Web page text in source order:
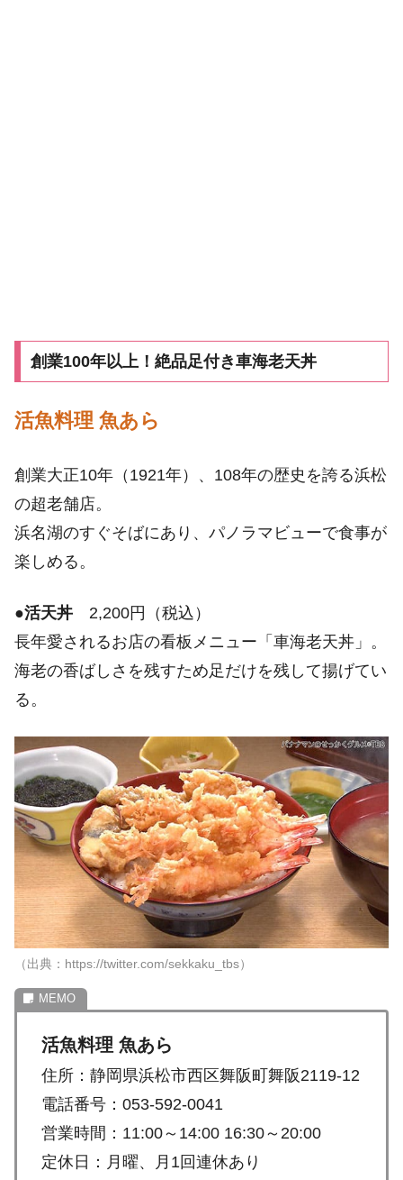
創業100年以上！絶品足付き車海老天丼
活魚料理 魚あら
創業大正10年（1921年）、108年の歴史を誇る浜松
の超老舗店。
浜名湖のすぐそばにあり、パノラマビューで食事が
楽しめる。
●活天丼 2,200円（税込）
長年愛されるお店の看板メニュー「車海老天丼」。
海老の香ばしさを残すため足だけを残して揚げてい
る。
（出典：https://twitter.com/sekkaku_tbs）
活魚料理 魚あら
住所：静岡県浜松市西区舞阪町舞阪2119-12
電話番号：053-592-0041
営業時間：11:00～14:00 16:30～20:00
定休日：月曜、月1回連休あり